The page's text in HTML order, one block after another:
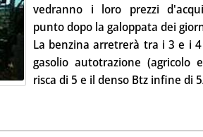
vedranno i loro prezzi
punto dopo la galoppata dei
La benzina arretrerà tra i 3 e i
gasolio autotrazione (agricolo
risca di 5 e il denso Btz infine di
alla notizia